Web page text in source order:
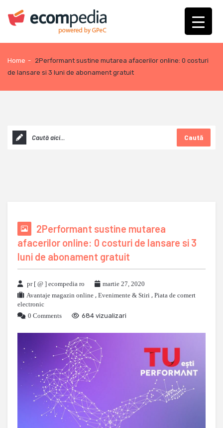
Home - 2Performant sustine mutarea afacerilor online: 0 costuri
de lansare si 3 luni de abonament gratuit
Caută
2Performant sustine mutarea
afacerilor online: 0 costuri de lansare si 3
luni de abonament gratuit
pr [ @ ] ecompedia ro
martie 27, 2020
Avantaje magazin online , Evenimente & Stiri , Piata de comert
electronic
0 Comments
684 vizualizari